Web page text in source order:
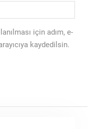
için adım, e-
kaydedilsin.